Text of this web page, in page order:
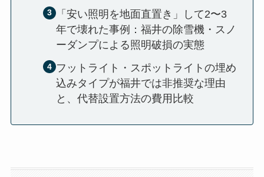
「安い照明を地面直置き」して2〜3
年で壊れた事例：福井の除雪機・スノ
ーダンプによる照明破損の実態
フットライト・スポットライトの埋め
込みタイプが福井では非推奨な理由
と、代替設置方法の費用比較